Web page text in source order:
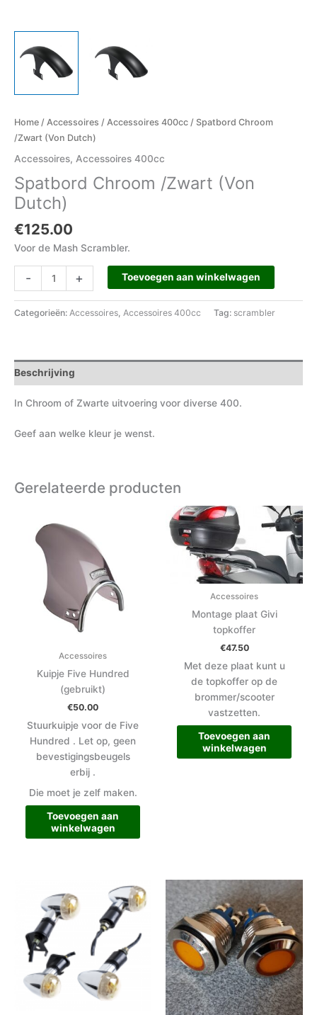
Home / Accessoires / Accessoires 400cc / Spatbord Chroom
/Zwart (Von Dutch)
Accessoires, Accessoires 400cc
Spatbord Chroom /Zwart (Von
Dutch)
€125.00
Voor de Mash Scrambler.
- + Toevoegen aan winkelwagen
Categorieën: Accessoires, Accessoires 400cc Tag: scrambler
Beschrijving
In Chroom of Zwarte uitvoering voor diverse 400.
Geef aan welke kleur je wenst.
Gerelateerde producten
Accessoires
Kuipje Five Hundred
(gebruikt)
€50.00
Stuurkuipje voor de Five
Hundred . Let op, geen
bevestigingsbeugels
erbij .
Die moet je zelf maken.
Toevoegen aan
winkelwagen
Accessoires
Montage plaat Givi
topkoffer
€47.50
Met deze plaat kunt u
de topkoffer op de
brommer/scooter
vastzetten.
Toevoegen aan
winkelwagen